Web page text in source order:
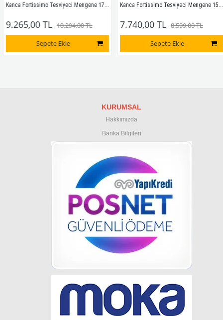
Kanca Fortissimo Tesviyeci Mengene 175mm
9.265,00 TL 10.294,00 TL
Sepete Ekle
Kanca Fortissimo Tesviyeci Mengene 150mm
7.740,00 TL 8.599,00 TL
Sepete Ekle
KURUMSAL
Hakkımızda
Banka Bilgileri